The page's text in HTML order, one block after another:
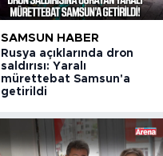
SAMSUN HABER
Rusya açıklarında dron
saldırısı: Yaralı
mürettebat Samsun'a
getirildi